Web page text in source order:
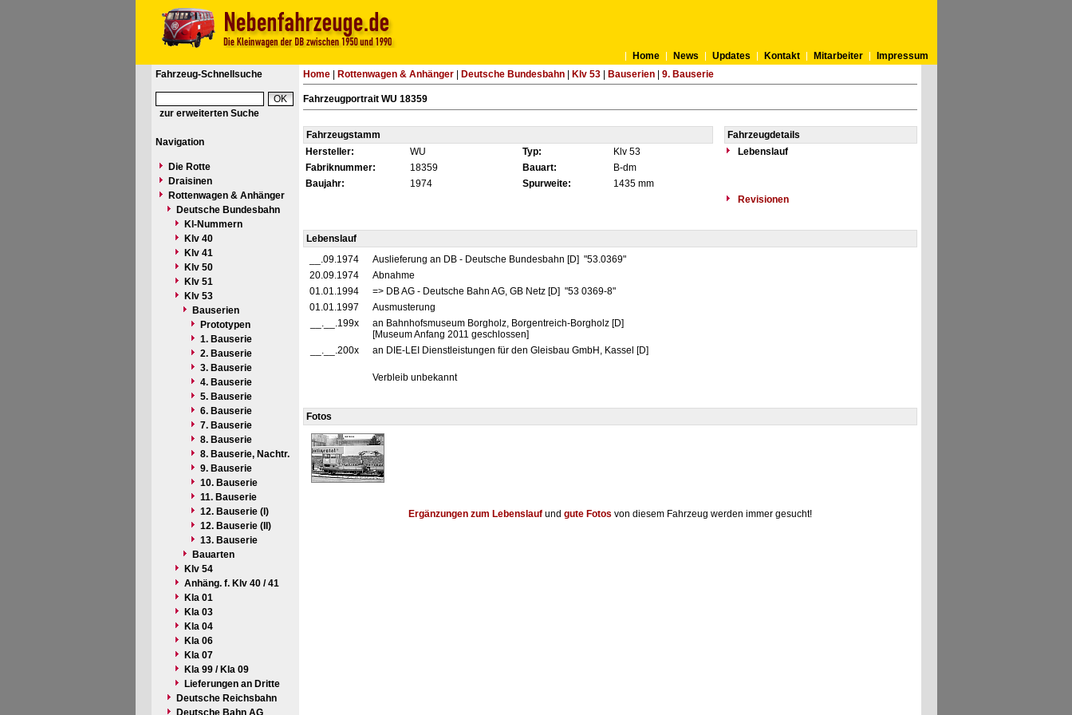
Home News Updates Kontakt Mitarbeiter
Impressum
Fahrzeug-Schnellsuche
zur erweiterten Suche
Navigation
Die Rotte
Draisinen
Rottenwagen & Anhänger
Deutsche Bundesbahn
Kl-Nummern
Klv 40
Klv 41
Klv 50
Klv 51
Klv 53
Bauserien
Prototypen
1. Bauserie
2. Bauserie
3. Bauserie
4. Bauserie
5. Bauserie
6. Bauserie
7. Bauserie
8. Bauserie
8. Bauserie, Nachtr.
9. Bauserie
10. Bauserie
11. Bauserie
12. Bauserie (I)
12. Bauserie (II)
13. Bauserie
Bauarten
Klv 54
Anhäng. f. Klv 40 / 41
Kla 01
Kla 03
Kla 04
Kla 06
Kla 07
Kla 99 / Kla 09
Lieferungen an Dritte
Deutsche Reichsbahn
Deutsche Bahn AG
Home| Rottenwagen & Anhänger| Deutsche Bundesbahn| Klv 53| Bauserien| 9. Bauserie
Fahrzeugportrait WU 18359
Fahrzeugstamm
Fahrzeugdetails
Hersteller:
WU Typ: Klv 53
Lebenslauf
Fabriknummer:
18359 Bauart:
B-dm
Baujahr:
1974 Spurweite:
1435 mm
Revisionen
Lebenslauf
__.09.1974
Auslieferung an DB - Deutsche Bundesbahn [D] "53.0369"
20.09.1974
Abnahme
01.01.1994
=> DB AG - Deutsche Bahn AG, GB Netz [D] "53 0369-8"
01.01.1997
Ausmusterung
__.__.199x
an Bahnhofsmuseum Borgholz, Borgentreich-Borgholz [D]
[Museum Anfang 2011 geschlossen]
__.__.200x
an DIE-LEI Dienstleistungen für den Gleisbau GmbH, Kassel [D]
Verbleib unbekannt
Fotos
Ergänzungen zum Lebenslaufund gute Fotos von diesem Fahrzeug werden immer gesucht!